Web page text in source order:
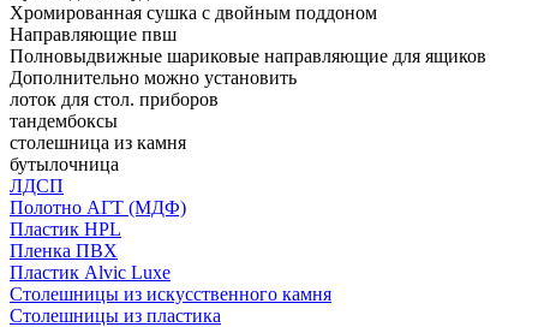
Хромированная сушка с двойным поддоном
Направляющие пвш
Полновыдвижные шариковые направляющие для ящиков
Дополнительно можно установить
лоток для стол. приборов
тандембоксы
столешница из камня
бутылочница
ЛДСП
Полотно АГТ (МДФ)
Пластик HPL
Пленка ПВХ
Пластик Alvic Luxe
Столешницы из искусственного камня
Столешницы из пластика